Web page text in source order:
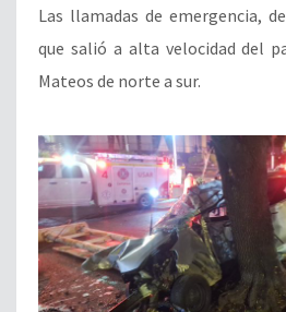
Las llamadas de emergencia,
que salió a alta velocidad del
Mateos de norte a sur.